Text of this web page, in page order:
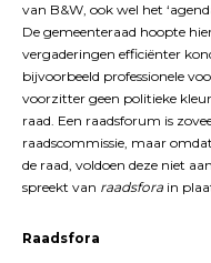
van B&W, ook wel het
De gemeenteraad hoopte
vergaderingen efficiënter
bijvoorbeeld professionele
voorzitter geen politieke
raad. Een raadsforum is
raadscommissie, maar
de raad, voldoen deze niet
spreekt van raadsfora in
Raadsfora